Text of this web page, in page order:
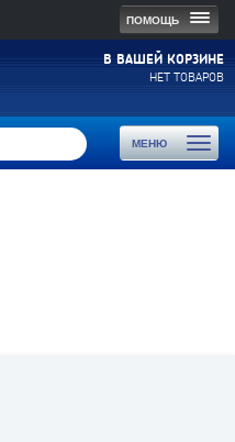
ПОМОЩЬ
В ВАШЕЙ КОРЗИНЕ
НЕТ ТОВАРОВ
МЕНЮ
Toggle